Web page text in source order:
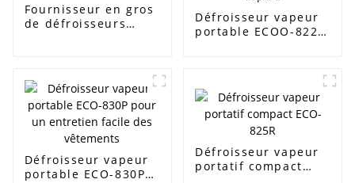
Fournisseur en gros
de défroisseurs
Défroisseur vapeur
portable ECOO-822X
Défroisseur vapeur
portable ECO-830P
Défroisseur vapeur
portatif compact